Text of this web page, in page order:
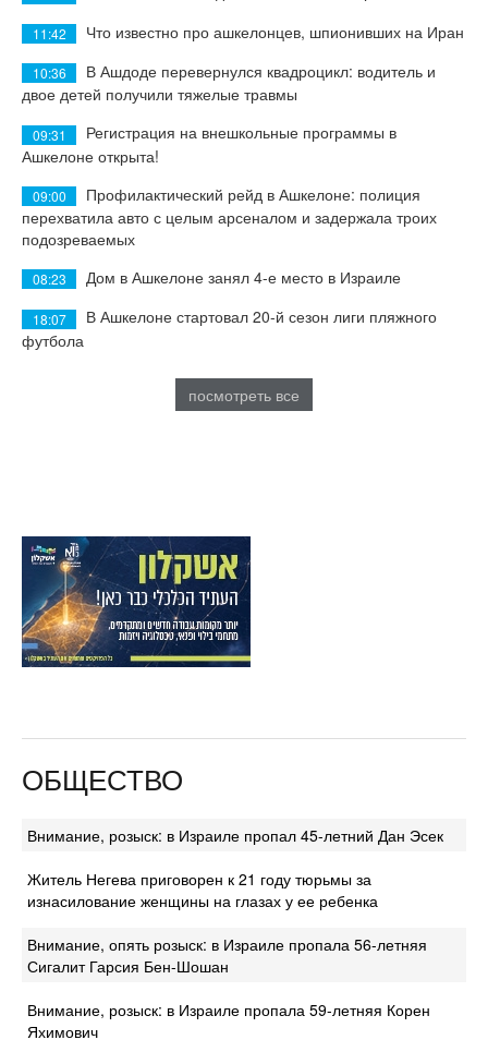
11:42 Что известно про ашкелонцев, шпионивших на Иран
10:36
В Ашдоде перевернулся квадроцикл: водитель и
двое детей получили тяжелые травмы
09:31
Регистрация на внешкольные программы в
Ашкелоне открыта!
09:00
Профилактический рейд в Ашкелоне: полиция
перехватила авто с целым арсеналом и задержала троих
подозреваемых
08:23 Дом в Ашкелоне занял 4-е место в Израиле
18:07
В Ашкелоне стартовал 20-й сезон лиги пляжного
футбола
посмотреть все
ОБЩЕСТВО
Внимание, розыск: в Израиле пропал 45-летний Дан Эсек
Житель Негева приговорен к 21 году тюрьмы за
изнасилование женщины на глазах у ее ребенка
Внимание, опять розыск: в Израиле пропала 56-летняя
Сигалит Гарсия Бен-Шошан
Внимание, розыск: в Израиле пропала 59-летняя Корен
Яхимович